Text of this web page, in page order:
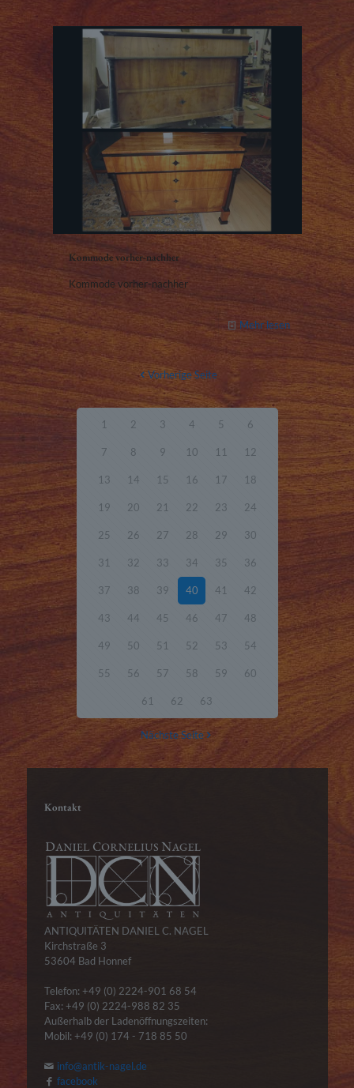
Kommode vorher-nachher
Kommode vorher-nachher
Mehr lesen
Vorherige Seite
1 2 3 4 5 6
7 8 9 10 11 12
13 14 15 16 17 18
19 20 21 22 23 24
25 26 27 28 29 30
31 32 33 34 35 36
37 38 39 40 41 42
43 44 45 46 47 48
49 50 51 52 53 54
55 56 57 58 59 60
61 62 63
Nächste Seite
Kontakt
ANTIQUITÄTEN DANIEL C. NAGEL
Kirchstraße 3
53604 Bad Honnef
Telefon: +49 (0) 2224-901 68 54
Fax: +49 (0) 2224-988 82 35
Außerhalb der Ladenöffnungszeiten:
Mobil: +49 (0) 174 - 718 85 50
info@antik-nagel.de
facebook